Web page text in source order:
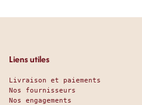
Liens utiles
Livraison et paiements
Nos fournisseurs
Nos engagements